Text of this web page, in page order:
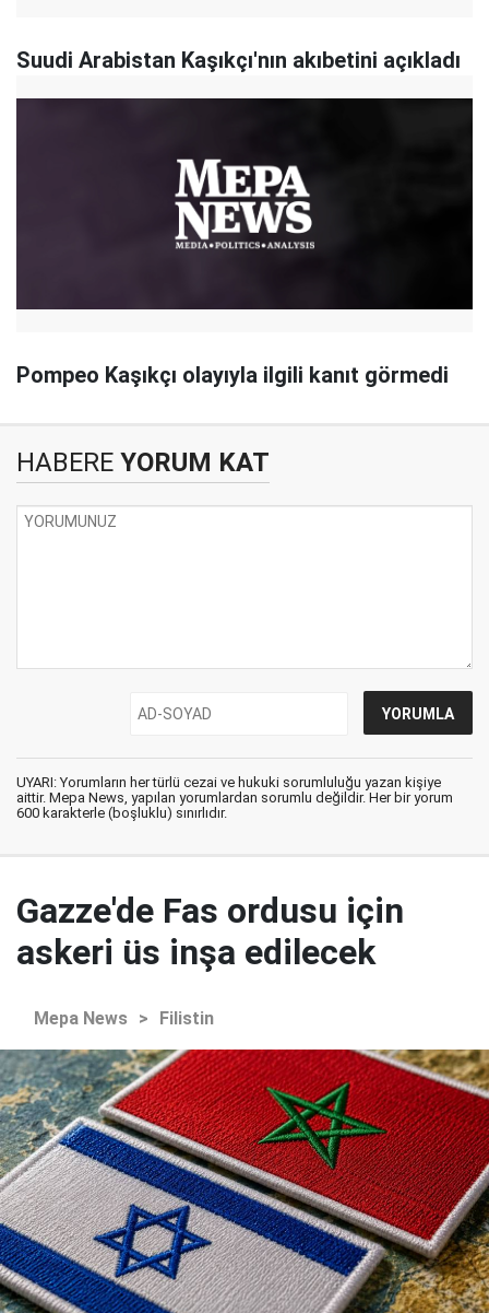
Suudi Arabistan Kaşıkçı'nın akıbetini açıkladı
Pompeo Kaşıkçı olayıyla ilgili kanıt görmedi
HABERE YORUM KAT
UYARI: Yorumların her türlü cezai ve hukuki sorumluluğu yazan kişiye
aittir. Mepa News, yapılan yorumlardan sorumlu değildir. Her bir yorum
600 karakterle (boşluklu) sınırlıdır.
Gazze'de Fas ordusu için
askeri üs inşa edilecek
Mepa News > Filistin